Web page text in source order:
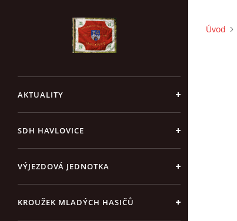
AKTUALITY
SDH HAVLOVICE
VÝJEZDOVÁ JEDNOTKA
KROUŽEK MLADÝCH HASIČŮ
Úvod